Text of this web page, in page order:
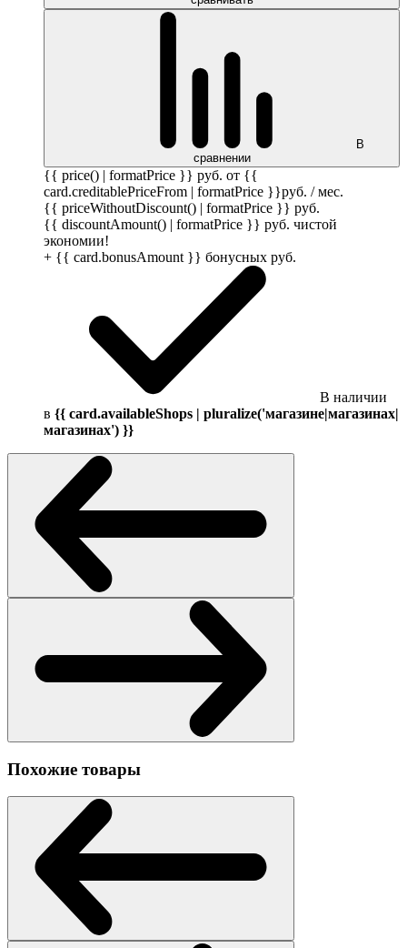
В
сравнении
{{ price() | formatPrice }} руб. от {{
card.creditablePriceFrom | formatPrice }}руб. / мес.
{{ priceWithoutDiscount() | formatPrice }} руб.
{{ discountAmount() | formatPrice }} руб. чистой
экономии!
+ {{ card.bonusAmount }} бонусных руб.
В наличии
в {{ card.availableShops | pluralize('магазине|магазинах|
магазинах') }}
Похожие товары